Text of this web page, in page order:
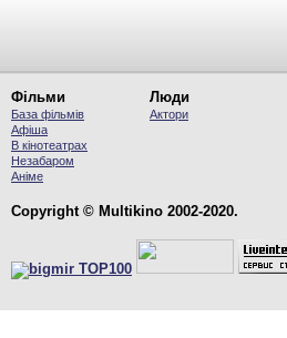
Фільми
База фільмів
Афіша
В кінотеатрах
Незабаром
Аніме
Люди
Актори
Copyright © Multikino 2002-2020.